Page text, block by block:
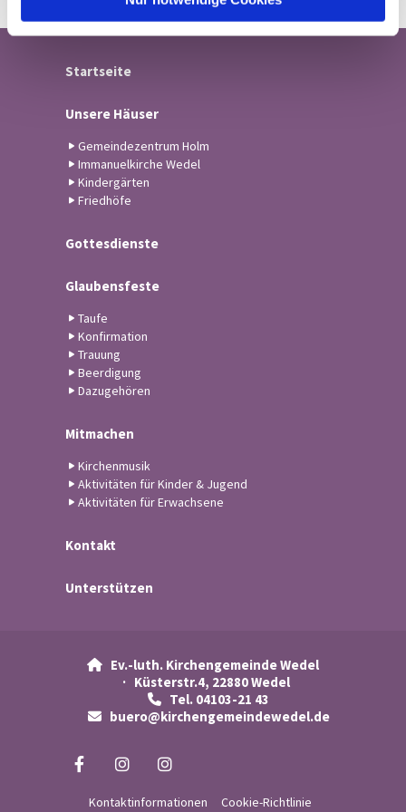
Startseite
Unsere Häuser
Gemeindezentrum Holm
Immanuelkirche Wedel
Kindergärten
Friedhöfe
Gottesdienste
Glaubensfeste
Taufe
Konfirmation
Trauung
Beerdigung
Dazugehören
Mitmachen
Kirchenmusik
Aktivitäten für Kinder & Jugend
Aktivitäten für Erwachsene
Kontakt
Unterstützen

Ev.-luth. Kirchengemeinde Wedel
· Küsterstr.4, 22880 Wedel
 Tel. 04103-21 43
buero@kirchengemeindewedel.de
Kontaktinformationen Cookie-Richtlinie